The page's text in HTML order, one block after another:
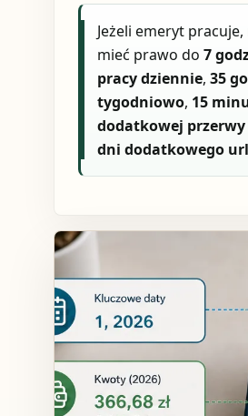
Jeżeli emeryt
mieć prawo do7
pracy dziennie,35
tygodniowo, 15
dodatkowej przerwy
dni dodatkowego